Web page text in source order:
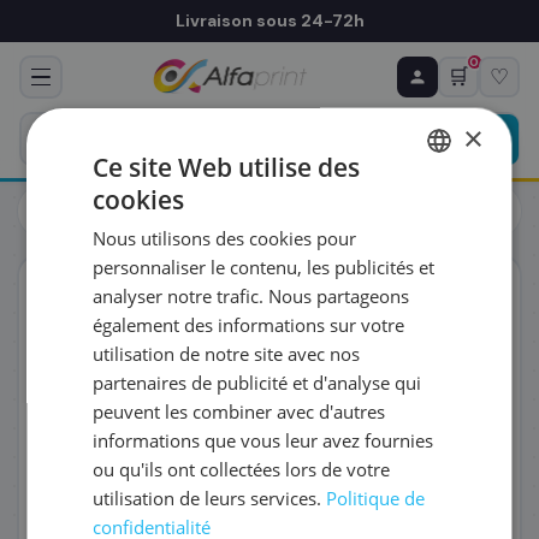
Livraison sous 24-72h
🛒
0
♡
Toners
Lexmark
ORIGINAL
♻ COMMANDE RÉCURRENTE
Prévoyez & économisez
Programmez votre prochain achat — notre équipe
vous prépare un devis personnalisé
RÉFÉRENCE DU PRODUIT
FRÉQUENCE
QUANTITÉ PAR LIVRAISON
DATE DE PREMIÈRE LIVRAISON SOUHAITÉE
×
Ce site Web utilise des
cookies
Nous utilisons des cookies pour
personnaliser le contenu, les publicités et
analyser notre trafic. Nous partageons
également des informations sur votre
utilisation de notre site avec nos
partenaires de publicité et d'analyse qui
peuvent les combiner avec d'autres
informations que vous leur avez fournies
ou qu'ils ont collectées lors de votre
utilisation de leurs services. Politique de
confidentialité